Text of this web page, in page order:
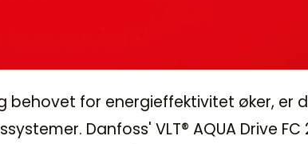
behovet for energieffektivitet øker, er
Danfoss' VLT® AQUA Drive